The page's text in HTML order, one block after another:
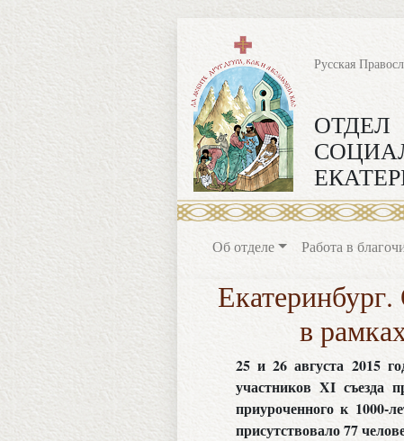
Русская
ОТДЕЛ
Об отделе Работа в
в
25 и 26 августа 2015
участников XI съезда
приуроченного к 1000-
присутствовало 77